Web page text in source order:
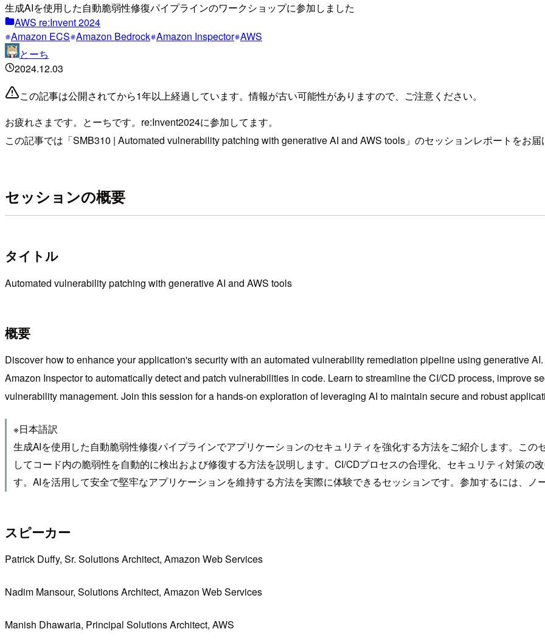
生成AIを使用した自動脆弱性修復パイプラインのワークショップに参加しました
AWS re:Invent 2024
Amazon ECS Amazon Bedrock Amazon Inspector AWS
とーち
2024.12.03
この記事は公開されてから1年以上経過しています。情報が古い可能性がありますので、ご注意ください。
お疲れさまです。とーちです。re:Invent2024に参加してます。
この記事では「SMB310 | Automated vulnerability patching with generative AI and AWS tools」のセッションレポートをお届
セッションの概要
タイトル
Automated vulnerability patching with generative AI and AWS tools
概要
Discover how to enhance your application's security with an automated vulnerability remediation pipeline using generative
Amazon Inspector to automatically detect and patch vulnerabilities in code. Learn to streamline the CI/CD process, improve
vulnerability management. Join this session for a hands-on exploration of leveraging AI to maintain secure and robust
※日本語訳
生成AIを使用した自動脆弱性修復パイプラインでアプリケーションのセキュリティを強化する方法をご紹介します。この
してコード内の脆弱性を自動的に検出および修復する方法を説明します。CI/CDプロセスの合理化、セキュリティ対策の
す。AIを活用して安全で堅牢なアプリケーションを維持する方法を実際に体験できるセッションです。参加するには、ノ
スピーカー
Patrick Duffy, Sr. Solutions Architect, Amazon Web Services
Nadim Mansour, Solutions Architect, Amazon Web Services
Manish Dhawaria, Principal Solutions Architect, AWS